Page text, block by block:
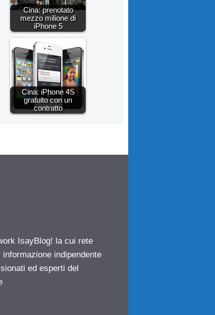
Cina: prenotato
mezzo milione di
iPhone 5
Cina: iPhone 4S
gratuito con un
contratto
IsayBlog! la cui rete
indipendente
ed esperti del